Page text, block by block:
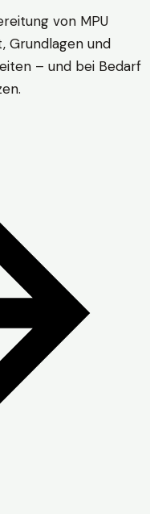
von MPU
Grundlagen und
– und bei Bedarf